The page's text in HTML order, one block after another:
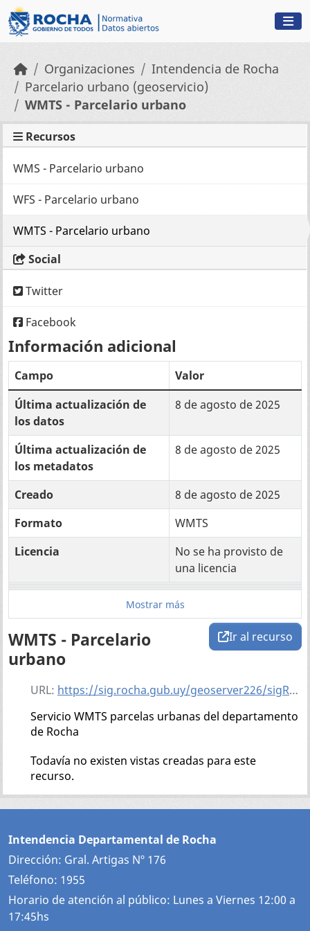
Skip to main content
Organizaciones
Intendencia de Rocha
Parcelario urbano (geoservicio)
WMTS - Parcelario urbano
Ir al recurso
WMTS - Parcelario
urbano
URL: https://sig.rocha.gub.uy/geoserver226/sigRocha/cat_parcelario_urbano/gwc/service/wmts?service=WMTS&version=1.1.1&request=GetCapabilities
Servicio WMTS parcelas urbanas del departamento
de Rocha
Todavía no existen vistas creadas para este
recurso.
Recursos
WMS - Parcelario urbano
WFS - Parcelario urbano
WMTS - Parcelario urbano
Social
Twitter
Facebook
Información adicional
Campo
Valor
Última actualización de
los datos
8 de agosto de 2025
Última actualización de
los metadatos
8 de agosto de 2025
Creado
8 de agosto de 2025
Formato
WMTS
Licencia
No se ha provisto de
una licencia
Mostrar más
Intendencia Departamental de Rocha
Dirección: Gral. Artigas Nº 176
Teléfono: 1955
Horario de atención al público: Lunes a Viernes 12:00 a
17:45hs